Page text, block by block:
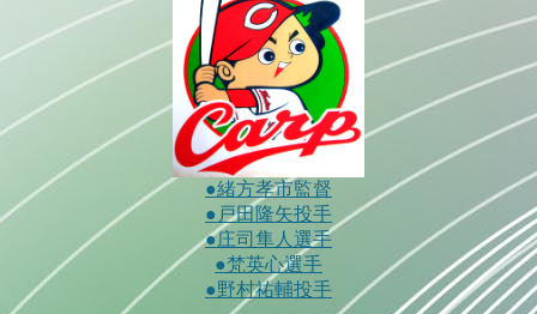
●緒方孝市監督
●戸田隆矢投手
●庄司隼人選手
●梵英心選手
●野村祐輔投手